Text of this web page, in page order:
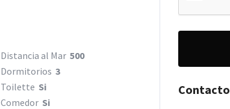
Distancia al Mar 500
Dormitorios 3
Toilette Si
Comedor Si
Contacto